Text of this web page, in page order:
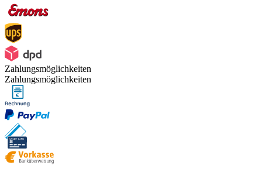
Zahlungsmöglichkeiten
Zahlungsmöglichkeiten